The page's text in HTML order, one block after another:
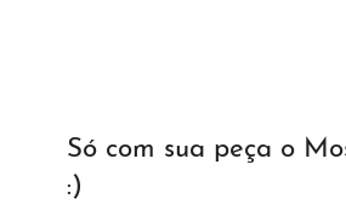
Só com sua peça o
:)